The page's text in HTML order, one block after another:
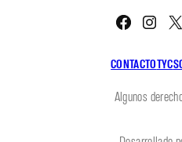
CONTACTOTYC
Algunos